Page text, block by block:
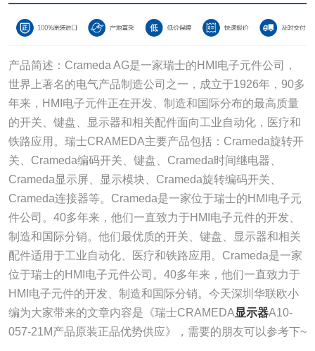
产品简述：Crameda AG是一家瑞士的HMI电子元件公司，
世界上著名的电气产品制造公司之一，成立于1926年，90多
年来，HMI电子元件正在开发、制造和国际分布的最高质量
的开关、键盘、显示器和相关配件面向工业自动化，医疗和
铁路应用。瑞士CRAMEDA主要产品包括：Crameda旋转开
关、Crameda编码开关、键盘、Crameda时间继电器、
Crameda显示屏、显示模块、Crameda旋转编码开关、
Crameda连接器等。Crameda是一家位于瑞士的HMI电子元
件公司。40多年来，他们一直致力于HMI电子元件的开发、
制造和国际分销。他们最优质的开关、键盘、显示器和相关
配件适用于工业自动化、医疗和铁路应用。Crameda是一家
位于瑞士的HMI电子元件公司。40多年来，他们一直致力于
HMI电子元件的开发、制造和国际分销。今天深圳华联欧小
编为大家带来的文章内容是《瑞士CRAMEDA显示器A10-
057-21M产品原装正品优势供应》，需要的朋友可以参考下~